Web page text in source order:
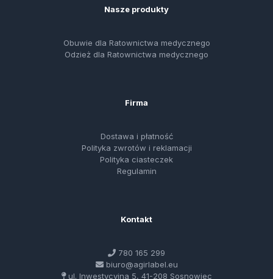
Nasze produkty
Obuwie dla Ratownictwa medycznego
Odzież dla Ratownictwa medycznego
Firma
Dostawa i płatność
Polityka zwrotów i reklamacji
Polityka ciasteczek
Regulamin
Kontakt
780 165 299
biuro@agirlabel.eu
ul. Inwestycyjna 5, 41-208 Sosnowiec